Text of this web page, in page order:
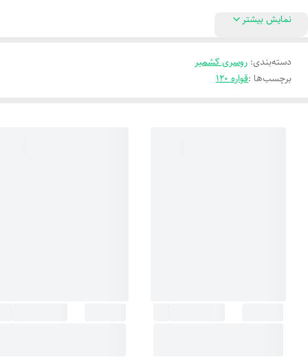
نمایش بیشتر
دسته‌بندی: روسری کشمیر
برچسب‌ها :قواره 120